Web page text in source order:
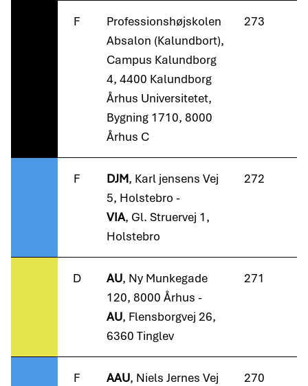
F
Professionshøjskolen
Absalon (Kalundbort),
Campus Kalundborg
4, 4400 Kalundborg
Århus Universitetet,
Bygning 1710, 8000
Århus C
273
F DJM, Karl jensens Vej
5, Holstebro -
VIA, Gl. Struervej 1,
Holstebro
272
D AU, Ny Munkegade
120, 8000 Århus -
AU, Flensborgvej 26,
6360 Tinglev
271
F AAU, Niels Jernes Vej
270